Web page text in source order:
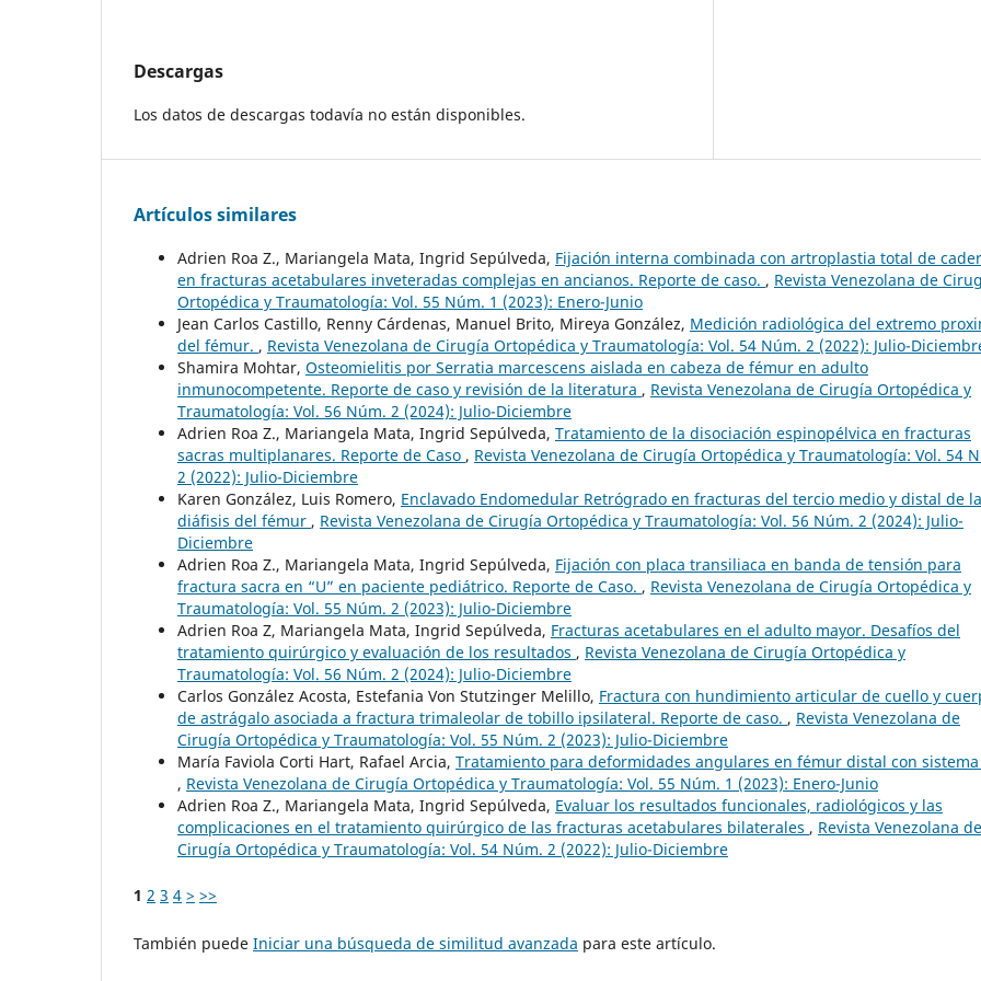
Descargas
Los datos de descargas todavía no están disponibles.
Artículos similares
Adrien Roa Z., Mariangela Mata, Ingrid Sepúlveda, Fijación interna combinada con artroplastia total de
en fracturas acetabulares inveteradas complejas en ancianos. Reporte de caso. , Revista Venezolana de
Ortopédica y Traumatología: Vol. 55 Núm. 1 (2023): Enero-Junio
Jean Carlos Castillo, Renny Cárdenas, Manuel Brito, Mireya González, Medición radiológica del extremo
del fémur. , Revista Venezolana de Cirugía Ortopédica y Traumatología: Vol. 54 Núm. 2 (2022): Julio-
Shamira Mohtar, Osteomielitis por Serratia marcescens aislada en cabeza de fémur en adulto
inmunocompetente. Reporte de caso y revisión de la literatura , Revista Venezolana de Cirugía Ortopédica y
Traumatología: Vol. 56 Núm. 2 (2024): Julio-Diciembre
Adrien Roa Z., Mariangela Mata, Ingrid Sepúlveda, Tratamiento de la disociación espinopélvica en fracturas
sacras multiplanares. Reporte de Caso , Revista Venezolana de Cirugía Ortopédica y Traumatología: Vol. 54
2 (2022): Julio-Diciembre
Karen González, Luis Romero, Enclavado Endomedular Retrógrado en fracturas del tercio medio y distal de la
diáfisis del fémur , Revista Venezolana de Cirugía Ortopédica y Traumatología: Vol. 56 Núm. 2 (2024): Julio-
Diciembre
Adrien Roa Z., Mariangela Mata, Ingrid Sepúlveda, Fijación con placa transiliaca en banda de tensión para
fractura sacra en “U” en paciente pediátrico. Reporte de Caso. , Revista Venezolana de Cirugía Ortopédica y
Traumatología: Vol. 55 Núm. 2 (2023): Julio-Diciembre
Adrien Roa Z, Mariangela Mata, Ingrid Sepúlveda, Fracturas acetabulares en el adulto mayor. Desafíos del
tratamiento quirúrgico y evaluación de los resultados , Revista Venezolana de Cirugía Ortopédica y
Traumatología: Vol. 56 Núm. 2 (2024): Julio-Diciembre
Carlos González Acosta, Estefania Von Stutzinger Melillo, Fractura con hundimiento articular de cuello y
de astrágalo asociada a fractura trimaleolar de tobillo ipsilateral. Reporte de caso. , Revista Venezolana de
Cirugía Ortopédica y Traumatología: Vol. 55 Núm. 2 (2023): Julio-Diciembre
María Faviola Corti Hart, Rafael Arcia, Tratamiento para deformidades angulares en fémur distal con sistema
, Revista Venezolana de Cirugía Ortopédica y Traumatología: Vol. 55 Núm. 1 (2023): Enero-Junio
Adrien Roa Z., Mariangela Mata, Ingrid Sepúlveda, Evaluar los resultados funcionales, radiológicos y las
complicaciones en el tratamiento quirúrgico de las fracturas acetabulares bilaterales , Revista Venezolana de
Cirugía Ortopédica y Traumatología: Vol. 54 Núm. 2 (2022): Julio-Diciembre
1 2 3 4 > >>
También puede Iniciar una búsqueda de similitud avanzada para este artículo.